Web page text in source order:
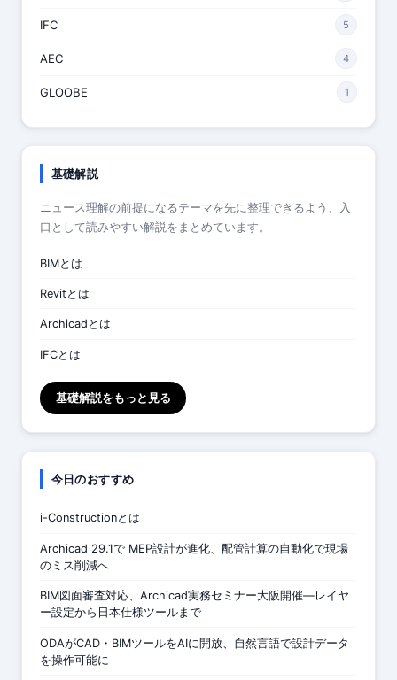
IFC 5
AEC 4
GLOOBE 1
基礎解説
ニュース理解の前提になるテーマを先に整理できるよう、入
口として読みやすい解説をまとめています。
BIMとは
Revitとは
Archicadとは
IFCとは
基礎解説をもっと見る
今日のおすすめ
i-Constructionとは
Archicad 29.1で MEP設計が進化、配管計算の自動化で現場
のミス削減へ
BIM図面審査対応、Archicad実務セミナー大阪開催—レイヤ
ー設定から日本仕様ツールまで
ODAがCAD・BIMツールをAIに開放、自然言語で設計データ
を操作可能に